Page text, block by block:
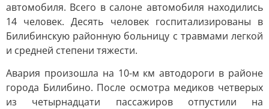
автомобиля. Всего в салоне автомобиля находились
14 человек. Десять человек госпитализированы в
Билибинскую районную больницу с травмами легкой
и средней степени тяжести.
Авария произошла на 10-м км автодороги в районе
города Билибино. После осмотра медиков четверых
из четырнадцати пассажиров отпустили на